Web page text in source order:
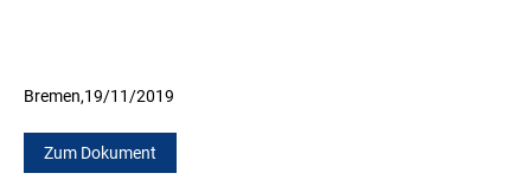
Bremen,19/11/2019
Zum Dokument